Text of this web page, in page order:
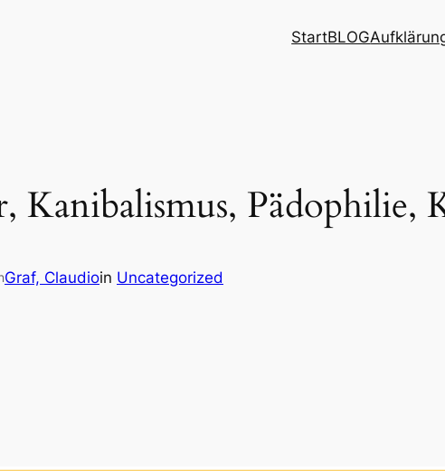
StartBLOG
Kanibalismus, Pädophilie,
Graf, Claudioin Uncategorized